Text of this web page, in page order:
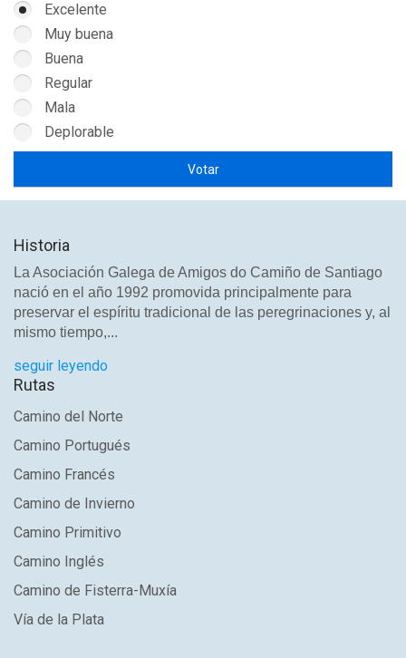
Excelente
Muy buena
Buena
Regular
Mala
Deplorable
Historia
La Asociación Galega de Amigos do Camiño de Santiago
nació en el año 1992 promovida principalmente para
preservar el espíritu tradicional de las peregrinaciones y, al
mismo tiempo,...
seguir leyendo
Rutas
Camino del Norte
Camino Portugués
Camino Francés
Camino de Invierno
Camino Primitivo
Camino Inglés
Camino de Fisterra-Muxía
Vía de la Plata